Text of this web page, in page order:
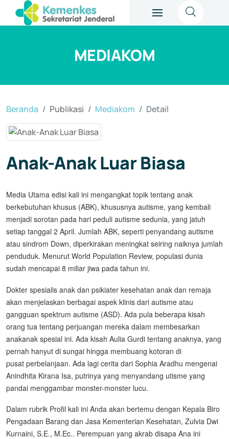
MEDIAKOM
Beranda Publikasi Mediakom Detail
Anak-Anak Luar Biasa
Media Utama edisi kali ini mengangkat topik tentang anak
berkebutuhan khusus (ABK), khususnya autisme, yang kembali
menjadi sorotan pada hari peduli autisme sedunia, yang jatuh
setiap tanggal 2 April. Jumlah ABK, seperti penyandang autisme
atau sindrom Down, diperkirakan meningkat seiring naiknya jumlah
penduduk. Menurut World Population Review, populasi dunia
sudah mencapai 8 miliar jiwa pada tahun ini.
Dokter spesialis anak dan psikiater kesehatan anak dan remaja
akan menjelaskan berbagai aspek klinis dari autisme atau
gangguan spektrum autisme (ASD). Ada pula beberapa kisah
orang tua tentang perjuangan mereka dalam membesarkan
anakanak spesial ini. Ada kisah Aulia Gurdi tentang anaknya, yang
pernah hanyut di sungai hingga membuang kotoran di
pusat perbelanjaan. Ada lagi cerita dari Sophia Aradhu mengenai
Anindhita Kirana Isa, putrinya yang menyandang utisme yang
pandai menggambar monster-monster lucu.
Dalam rubrik Profil kali ini Anda akan bertemu dengan Kepala Biro
Pengadaan Barang dan Jasa Kementerian Kesehatan, Zulvia Dwi
Kurnaini, S.E., M.Ec.. Perempuan yang akrab disapa Ana ini